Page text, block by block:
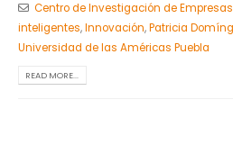
Centro de Investigación de
inteligentes,Innovación,Patricia
Universidad de las Américas Puebla
READ MORE...